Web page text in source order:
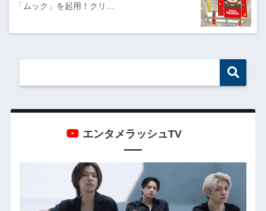
「ムック」を起用！クリ…
エンタメラッシュTV